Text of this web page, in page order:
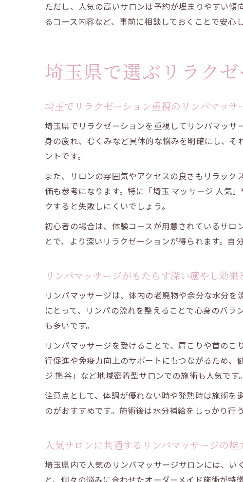
ただし、人気の高いサロンは予約が埋まりやすい
るコース内容など、事前に相談しておくことで安心
埼玉県で選ぶリラク
埼玉でリラクゼーション重視のリンパマッサ
埼玉県でリラクゼーションを重視してリンパマッ
身の疲れ、むくみなど具体的な悩みを明確にし、
ントです。
また、サロンの雰囲気やアクセスの良さもリラッ
価も参考になります。特に「埼玉 マッサージ 人気
クすると失敗しにくいでしょう。
初心者の場合は、体験コースが用意されているサ
とで、より深いリラクゼーションが得られます。自
リンパマッサージがもたらす深い癒やし効果
リンパマッサージは、体内の老廃物や余分な水分
にとって、リンパの流れを整えることで心身のバ
も多いです。
リンパマッサージを受けることで、肩こりや首の
行促進や免疫力向上のサポートにもつながるため、
ジ 熊谷」など地域密着型サロンでの施術も人気です。
注意点として、体調が優れない時や発熱時は施術
のがおすすめです。施術後は水分補給をしっかり行
人気サロンに共通するリンパマッサージの魅
埼玉県内で人気のリンパマッサージサロンには、
と、個々の悩みに合わせたオーダーメイド施術が特